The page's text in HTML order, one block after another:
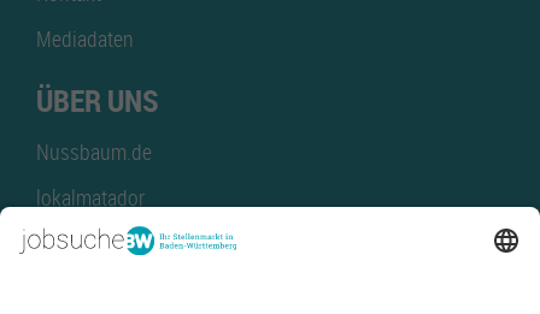
Mediadaten
ÜBER UNS
Nussbaum.de
lokalmatador
kaufinBW